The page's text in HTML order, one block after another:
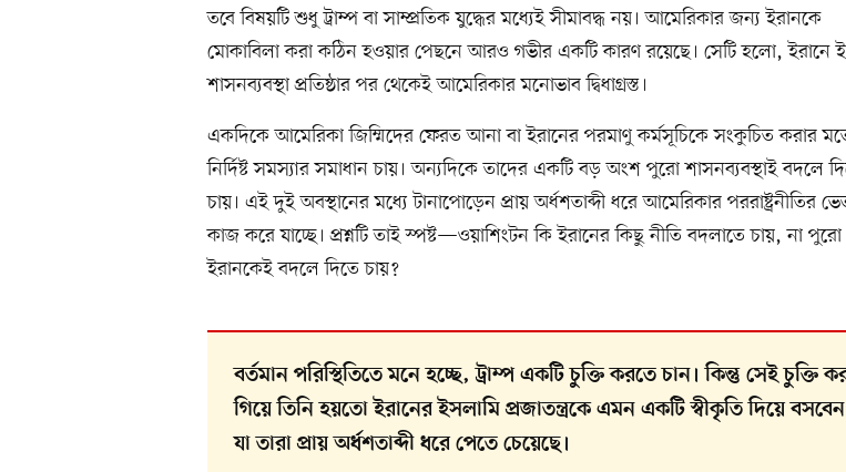
তবে বিষয়টি শুধু ট্রাম্প বা সাম্প্রতিক যুদ্ধের মধ্যেই সীমাবদ্ধ নয়। আমেরিকার জন্য ইরানকে
মোকাবিলা করা কঠিন হওয়ার পেছনে আরও গভীর একটি কারণ রয়েছে। সেটি হলো, ইরানে
শাসনব্যবস্থা প্রতিষ্ঠার পর থেকেই আমেরিকার মনোভাব দ্বিধাগ্রস্ত।
একদিকে আমেরিকা জিম্মিদের ফেরত আনা বা ইরানের পরমাণু কর্মসূচিকে সংকুচিত করার
নির্দিষ্ট সমস্যার সমাধান চায়। অন্যদিকে তাদের একটি বড় অংশ পুরো শাসনব্যবস্থাই বদলে
চায়। এই দুই অবস্থানের মধ্যে টানাপোড়েন প্রায় অর্ধশতাব্দী ধরে আমেরিকার পররাষ্ট্রনীতির
কাজ করে যাচ্ছে। প্রশ্নটি তাই স্পষ্ট—ওয়াশিংটন কি ইরানের কিছু নীতি বদলাতে চায়, না পুরো
ইরানকেই বদলে দিতে চায়?
বর্তমান পরিস্থিতিতে মনে হচ্ছে, ট্রাম্প একটি চুক্তি করতে চান। কিন্তু সেই চুক্তি
গিয়ে তিনি হয়তো ইরানের ইসলামি প্রজাতন্ত্রকে এমন একটি স্বীকৃতি দিয়ে
যা তারা প্রায় অর্ধশতাব্দী ধরে পেতে চেয়েছে।